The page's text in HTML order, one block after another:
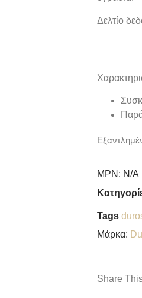
Δελτίο
MPN: N/A
Tags
Μάρκα:
Share